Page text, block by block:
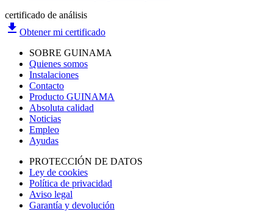
certificado de análisis
file_download Obtener mi certificado
SOBRE GUINAMA
Quienes somos
Instalaciones
Contacto
Producto GUINAMA
Absoluta calidad
Noticias
Empleo
Ayudas
PROTECCIÓN DE DATOS
Ley de cookies
Política de privacidad
Aviso legal
Garantía y devolución